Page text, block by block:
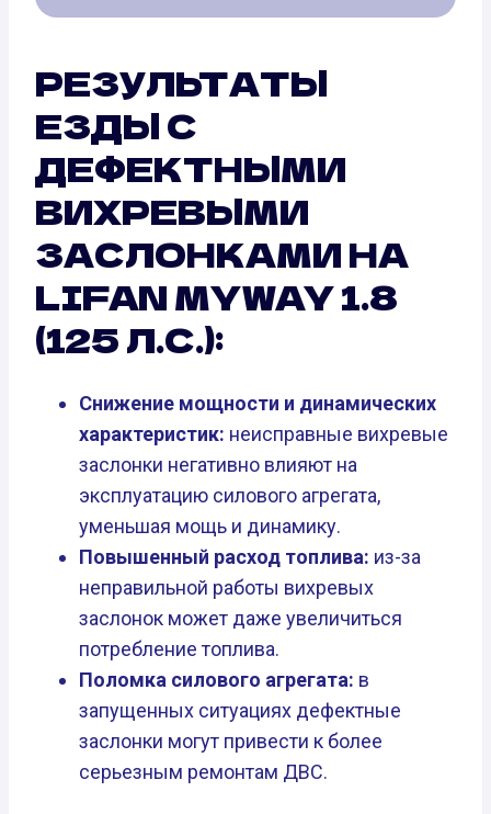
РЕЗУЛЬТАТЫ
ЕЗДЫ С
ДЕФЕКТНЫМИ
ВИХРЕВЫМИ
ЗАСЛОНКАМИ НА
LIFAN MYWAY 1.8
(125 Л.С.):
Снижение мощности и динамических
характеристик: неисправные вихревые
заслонки негативно влияют на
эксплуатацию силового агрегата,
уменьшая мощь и динамику.
Повышенный расход топлива: из-за
неправильной работы вихревых
заслонок может даже увеличиться
потребление топлива.
Поломка силового агрегата: в
запущенных ситуациях дефектные
заслонки могут привести к более
серьезным ремонтам ДВС.